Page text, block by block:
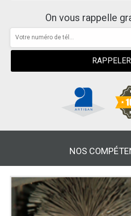
On vous rappelle
NOS